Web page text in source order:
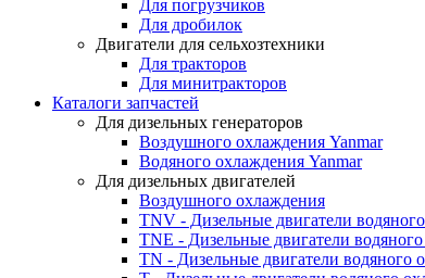
Для погрузчиков
Для дробилок
Двигатели для сельхозтехники
Для тракторов
Для минитракторов
Каталоги запчастей
Для дизельных генераторов
Воздушного охлаждения Yanmar
Водяного охлаждения Yanmar
Для дизельных двигателей
Воздушного охлаждения
TNV - Дизельные двигатели
TNE - Дизельные двигатели
TN - Дизельные двигатели водяного